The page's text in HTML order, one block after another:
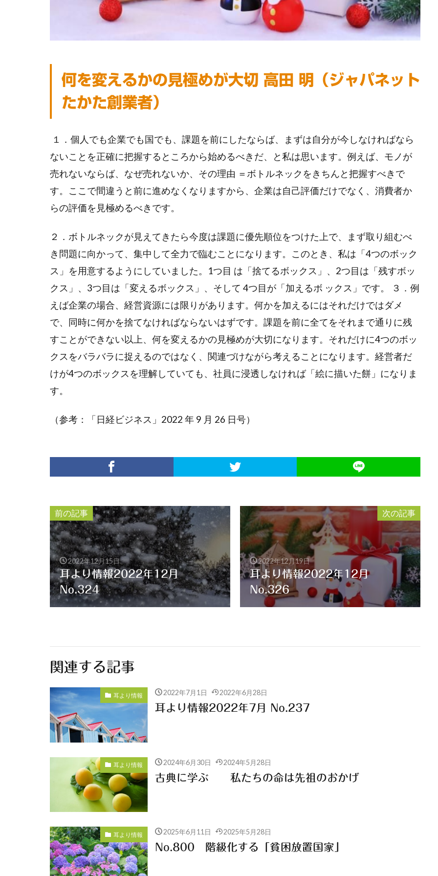
何を変えるかの見極めが大切 高田 明（ジャパネット
たかた創業者）
１．個人でも企業でも国でも、課題を前にしたならば、まずは自分が今しなければなら
ないことを正確に把握するところから始めるべきだ、と私は思います。例えば、モノが
売れないならば、なぜ売れないか、その理由 ＝ボトルネックをきちんと把握すべきで
す。ここで間違うと前に進めなくなりますから、企業は自己評価だけでなく、消費者か
らの評価を見極めるべきです。
２．ボトルネックが見えてきたら今度は課題に優先順位をつけた上で、まず取り組むべ
き問題に向かって、集中して全力で臨むことになります。このとき、私は「4つのボック
ス」を用意するようにしていました。1つ目 は「捨てるボックス」、2つ目は「残すボッ
クス」、3つ目は「変えるボックス」、そして 4つ目が「加えるボ ックス」です。 ３．例
えば企業の場合、経営資源には限りがあります。何かを加えるにはそれだけではダメ
で、同時に何かを捨てなければならないはずです。課題を前に全てをそれまで通りに残
すことができない以上、何を変えるかの見極めが大切になります。それだけに4つのボッ
クスをバラバラに捉えるのではなく、関連づけながら考えることになります。経営者だ
けが4つのボックスを理解していても、社員に浸透しなければ「絵に描いた餅」になりま
す。
（参考：「日経ビジネス」2022 年 9 月 26 日号）
前の記事
2022年12月15日
耳より情報2022年12月
No.324
次の記事
2022年12月19日
耳より情報2022年12月
No.326
関連する記事
耳より情報 2022年7月1日 2022年6月28日
耳より情報2022年7月 No.237
耳より情報 2024年6月30日 2024年5月28日
古典に学ぶ 私たちの命は先祖のおかげ
耳より情報 2025年6月11日 2025年5月28日
No.800 階級化する「貧困放置国家」